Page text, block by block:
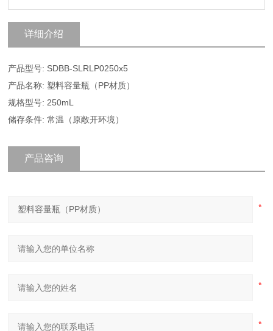
详细介绍
产品型号: SDBB-SLRLP0250x5
产品名称: 塑料容量瓶（PP材质）
规格型号: 250mL
储存条件: 常温（原敞开环境）
产品咨询